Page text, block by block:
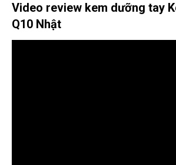
Video review kem dưỡng tay
Q10 Nhật